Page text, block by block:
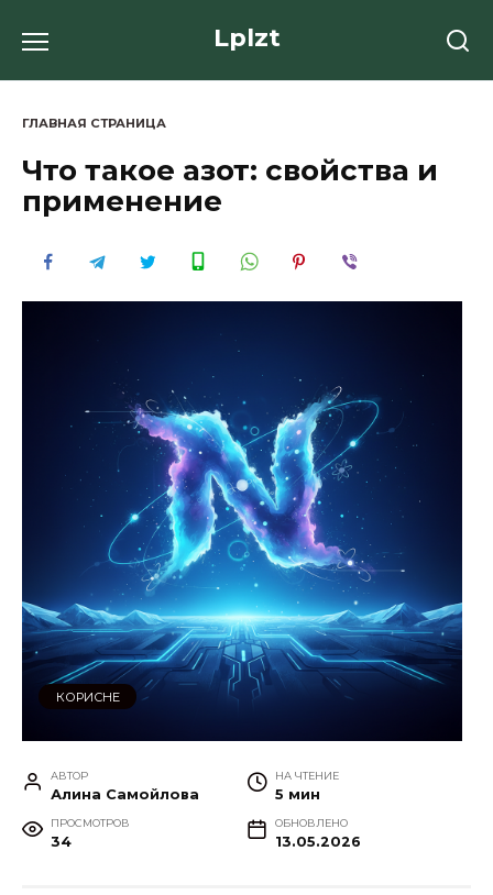
Lplzt
ГЛАВНАЯ СТРАНИЦА
Что такое азот: свойства и
применение
КОРИСНЕ
АВТОР
Алина Самойлова
НА ЧТЕНИЕ
5 мин
ПРОСМОТРОВ
34
ОБНОВЛЕНО
13.05.2026